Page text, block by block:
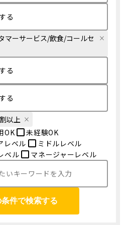
る
マーサービス/飲食/コールセ
る
る
以上
OK
未経験OK
レベル
ミドルレベル
ベル
マネージャーレベル
条件で検索する